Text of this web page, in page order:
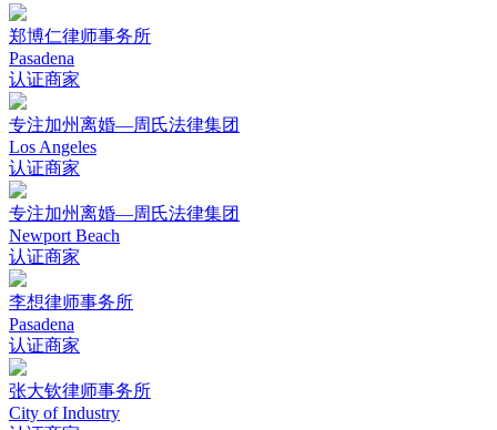
郑博仁律师事务所
Pasadena
认证商家
专注加州离婚—周氏法律集团
Los Angeles
认证商家
专注加州离婚—周氏法律集团
Newport Beach
认证商家
李想律师事务所
Pasadena
认证商家
张大钦律师事务所
City of Industry